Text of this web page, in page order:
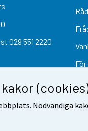
Nödvändiga
029 551 2220